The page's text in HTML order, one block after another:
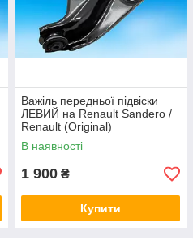
Важіль передньої підвіски
ЛЕВИЙ на Renault Sandero /
Renault (Original)
545011362R
В наявності
1 900 ₴
Купити